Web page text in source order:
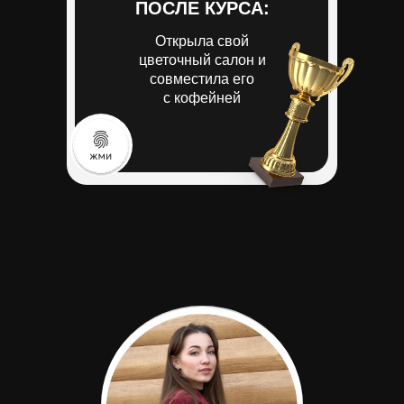
ПОСЛЕ КУРСА:
открыла первую
пышечную в центре
Казани
ПОСЛЕ КУРСА:
Открыла свой
цветочный салон и
совместила его
с кофейней